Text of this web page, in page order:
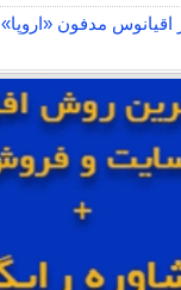
مدفون «اروپا»